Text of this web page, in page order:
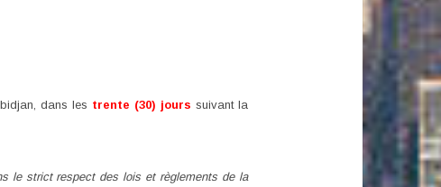
dans les trente (30) jours suivant la
le strict respect des lois et règlements de la